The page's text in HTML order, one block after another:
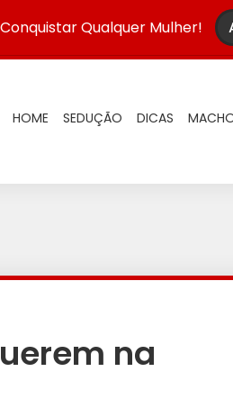
Qualquer Mulher!
HOME SEDUÇÃO DICAS
na